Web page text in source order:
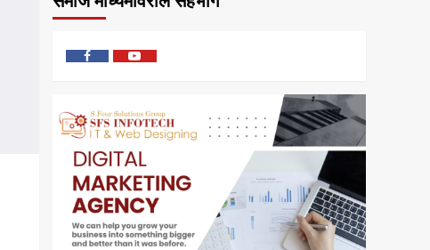
फेसबुक
यु